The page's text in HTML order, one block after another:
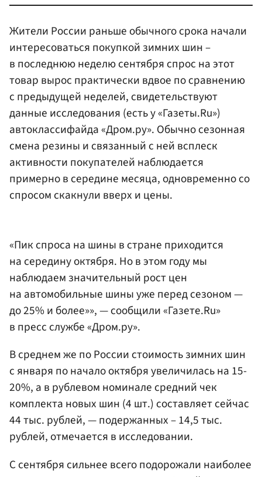
Жители России раньше обычного срока начали
интересоваться покупкой зимних шин –
в последнюю неделю сентября спрос на этот
товар вырос практически вдвое по сравнению
с предыдущей неделей, свидетельствуют
данные исследования (есть у «Газеты.Ru»)
автоклассифайда «Дром.ру». Обычно сезонная
смена резины и связанный с ней всплеск
активности покупателей наблюдается
примерно в середине месяца, одновременно со
спросом скакнули вверх и цены.
«Пик спроса на шины в стране приходится
на середину октября. Но в этом году мы
наблюдаем значительный рост цен
на автомобильные шины уже перед сезоном —
до 25% и более»», — сообщили «Газете.Ru»
в пресс службе «Дром.ру».
В среднем же по России стоимость зимних шин
с января по начало октября увеличилась на 15-
20%, а в рублевом номинале средний чек
комплекта новых шин (4 шт.) составляет сейчас
44 тыс. рублей, — подержанных – 14,5 тыс.
рублей, отмечается в исследовании.
С сентября сильнее всего подорожали наиболее